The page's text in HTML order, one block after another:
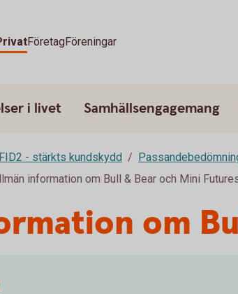
FöretagFöreningar
i livet Samhällsengagemang
- stärkts kundskydd
information om Bull & Bear och Mini
om